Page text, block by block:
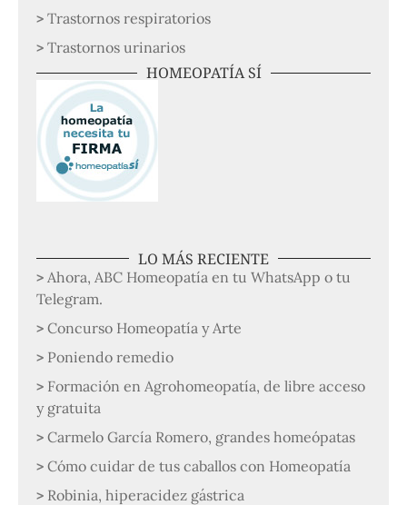
Trastornos respiratorios
Trastornos urinarios
HOMEOPATÍA SÍ
LO MÁS RECIENTE
Ahora, ABC Homeopatía en tu WhatsApp o tu
Telegram.
Concurso Homeopatía y Arte
Poniendo remedio
Formación en Agrohomeopatía, de libre acceso
y gratuita
Carmelo García Romero, grandes homeópatas
Cómo cuidar de tus caballos con Homeopatía
Robinia, hiperacidez gástrica